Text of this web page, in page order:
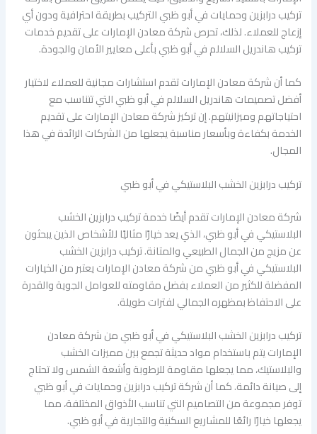
تركيب درابزين وحمايات في أبو ظبي التركيب بطريقة احترافية ودون أي
إزعاج للعملاء. لذلك، تحرص شركة معادن الإمارات على تقديم خدمات
تركيب هاندريل السلالم في أبو ظبي بأعلى معايير الأمان والجودة.
كما أن شركة معادن الإمارات تقدم استشارات مجانية للعملاء لاختيار
أفضل تصميمات هاندريل السلالم في أبو ظبي التي تتناسب مع
احتياجاتهم وميزانيتهم. إن تركيز شركة معادن الإمارات على تقديم
الخدمة بكفاءة وبأسعار مناسبة يجعلها من الشركات الرائدة في هذا
المجال.
تركيب درابزين الخشب البلاستيكي في أبو ظبي
شركة معادن الإمارات تقدم أيضًا خدمة تركيب درابزين الخشب
البلاستيكي في أبو ظبي، الذي يعد خيارًا مثاليًا للأشخاص الذين يبحثون
عن مزيج من الجمال الطبيعي والمتانة. تركيب درابزين الخشب
البلاستيكي في أبو ظبي من شركة معادن الإمارات يعتبر من الخيارات
المفضلة للكثير من العملاء بفضل مقاومته للعوامل الجوية والقدرة
على الاحتفاظ بمظهره الجمالي لفترات طويلة.
تركيب درابزين الخشب البلاستيكي في أبو ظبي من شركة معادن
الإمارات يتم باستخدام مواد حديثة تجمع بين مميزات الخشب
والبلاستيك، مما يجعلها مقاومة للرطوبة وأشعة الشمس ولا تحتاج
إلى صيانة دائمة. كما أن شركة تركيب درابزين وحمايات في أبو ظبي
توفر مجموعة من التصاميم التي تناسب الأذواق المختلفة، مما
يجعلها خيارًا رائعًا للمشاريع السكنية والتجارية في أبو ظبي.